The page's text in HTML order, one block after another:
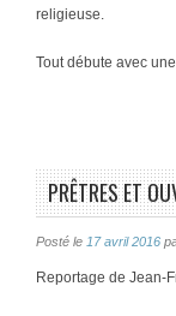
religieuse.
Tout débute avec
PRÊTRES ET
Posté le 17 avril 2016
Reportage de Jean-